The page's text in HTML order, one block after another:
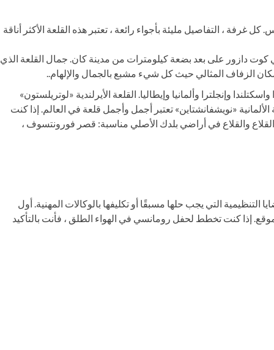
غرفة ، التفاصيل مليئة بأجواء رائعة ، تعتبر هذه القلعة الأكثر أناقة
كوت دازور على بعد بضعة كيلومترات من مدينة كان. جمال القلعة الذي
الزفاف المثالي حيث كل شيء مشبع بالجمال والإلهام..
وإنجلترا وألمانيا وإيطاليا. القلعة الأيرلندية «لوتريلستون»
«نويشفانشتاين» تعتبر أجمل وأجمل قلعة في العالم. إذا كنت
والقلاع في أراضي بلدك الأصلي مناسبة: قصر فورونتسوف ،
التنظيمية التي يجب حلها مسبقًا أو تكليفها بالوكالات المهنية. أول
إذا كنت تخطط لحفل رومانسي في الهواء الطلق ، فأنت بالتأكيد